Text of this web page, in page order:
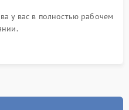
у вас в полностью рабочем